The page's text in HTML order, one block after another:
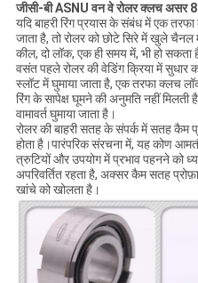
जीसी-बी ASNU वन वे रोलर क्लच असर
यदि बाहरी रिंग प्रयास के संबंध में एक
जाता है, तो रोलर को छोटे सिरे में खुले चैनल
कील, दो लॉक, एक ही समय में, भी हो
वसंत पहले रोलर की वेडिंग क्रिया में सुधार
स्लॉट में घुमाया जाता है, एक तरफा क्लच
रिंग के सापेक्ष घूमने की अनुमति नहीं मिलती
वामावर्त घुमाया जाता है।
रोलर की बाहरी सतह के संपर्क में सतह कैम
होता है।पारंपरिक संरचना में, यह कोण
त्रुटियों और उपयोग में प्रभाव पहनने को
अपरिवर्तित रहता है, अक्सर कैम सतह
खांचे को खोलता है।